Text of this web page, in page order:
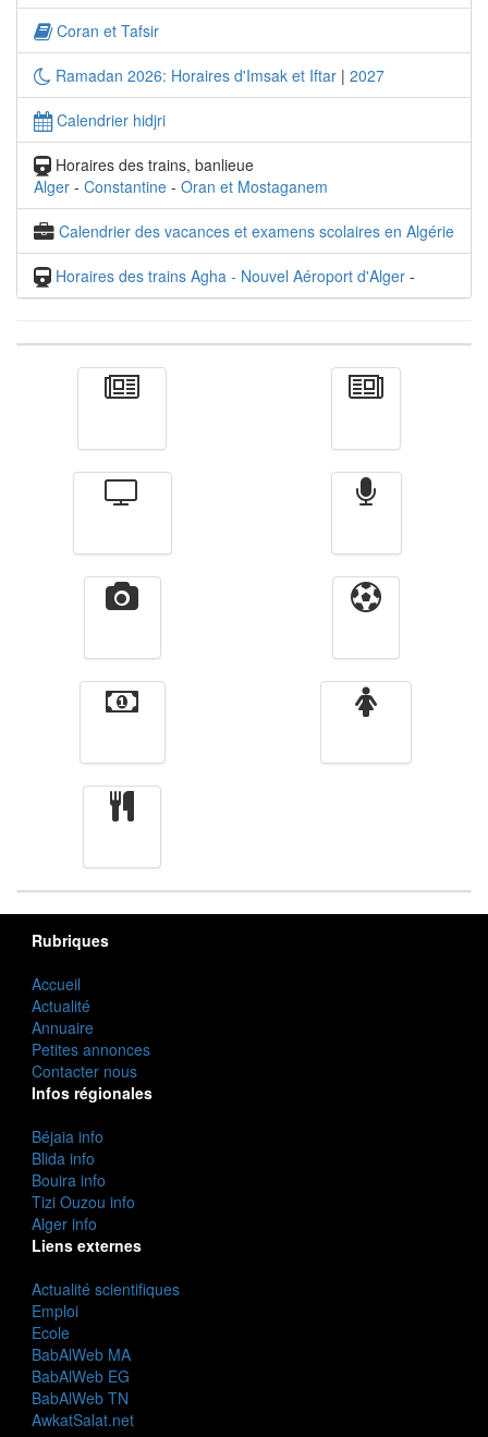
Coran et Tafsir
Ramadan 2026: Horaires d'Imsak et Iftar | 2027
Calendrier hidjri
Horaires des trains, banlieue
Alger - Constantine - Oran et Mostaganem
Calendrier des vacances et examens scolaires en Algérie
Horaires des trains Agha - Nouvel Aéroport d'Alger -
Rubriques
Accueil
Actualité
Annuaire
Petites annonces
Contacter nous
Infos régionales
Béjaia info
Blida info
Bouira info
Tizi Ouzou info
Alger info
Liens externes
Actualité scientifiques
Emploi
Ecole
BabAlWeb MA
BabAlWeb EG
BabAlWeb TN
AwkatSalat.net